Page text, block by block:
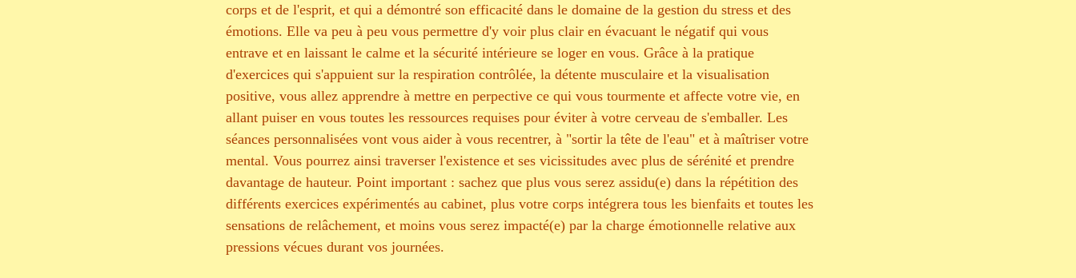
corps et de l'esprit, et qui a démontré son efficacité dans le domaine de la gestion du stress et des
émotions. Elle va peu à peu vous permettre d'y voir plus clair en évacuant le négatif qui vous
entrave et en laissant le calme et la sécurité intérieure se loger en vous. Grâce à la pratique
d'exercices qui s'appuient sur la respiration contrôlée, la détente musculaire et la visualisation
positive, vous allez apprendre à mettre en perpective ce qui vous tourmente et affecte votre vie, en
allant puiser en vous toutes les ressources requises pour éviter à votre cerveau de s'emballer. Les
séances personnalisées vont vous aider à vous recentrer, à "sortir la tête de l'eau" et à maîtriser votre
mental. Vous pourrez ainsi traverser l'existence et ses vicissitudes avec plus de sérénité et prendre
davantage de hauteur. Point important : sachez que plus vous serez assidu(e) dans la répétition des
différents exercices expérimentés au cabinet, plus votre corps intégrera tous les bienfaits et toutes les
sensations de relâchement, et moins vous serez impacté(e) par la charge émotionnelle relative aux
pressions vécues durant vos journées.